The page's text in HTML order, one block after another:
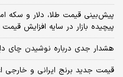
پیچیده بازار در سایه افزایش
هشدار جدی درباره نوشیدن چای
قیمت جدید برنج ایرانی و خارجی